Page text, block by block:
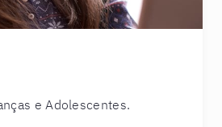
e Adolescentes.